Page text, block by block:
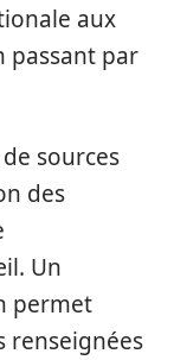
aux
passant par
sources
des
Un
permet
renseignées